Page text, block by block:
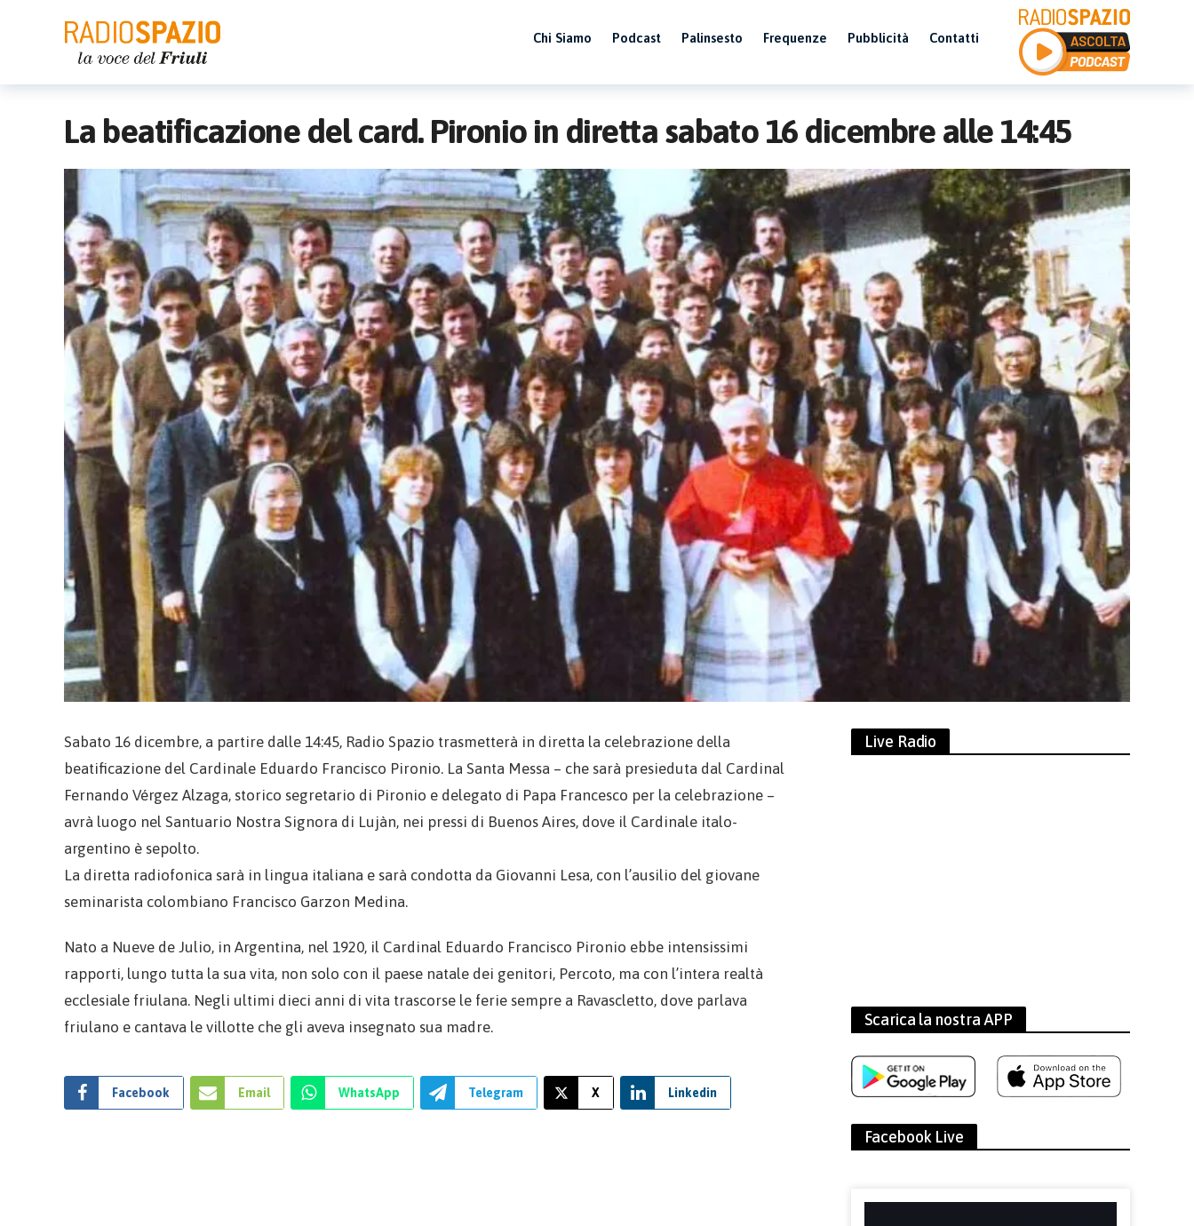
Chi Siamo Podcast Palinsesto Frequenze Pubblicità Contatti
La beatificazione del card. Pironio in diretta sabato 16 dicembre alle 14:45
Sabato 16 dicembre, a partire dalle 14:45, Radio Spazio trasmetterà in diretta la celebrazione della
beatificazione del Cardinale Eduardo Francisco Pironio. La Santa Messa – che sarà presieduta dal Cardinal
Fernando Vérgez Alzaga, storico segretario di Pironio e delegato di Papa Francesco per la celebrazione –
avrà luogo nel Santuario Nostra Signora di Lujàn, nei pressi di Buenos Aires, dove il Cardinale italo-
argentino è sepolto.
La diretta radiofonica sarà in lingua italiana e sarà condotta da Giovanni Lesa, con l’ausilio del giovane
seminarista colombiano Francisco Garzon Medina.
Nato a Nueve de Julio, in Argentina, nel 1920, il Cardinal Eduardo Francisco Pironio ebbe intensissimi
rapporti, lungo tutta la sua vita, non solo con il paese natale dei genitori, Percoto, ma con l’intera realtà
ecclesiale friulana. Negli ultimi dieci anni di vita trascorse le ferie sempre a Ravascletto, dove parlava
friulano e cantava le villotte che gli aveva insegnato sua madre.
Facebook Email WhatsApp Telegram X Linkedin
Live Radio
Scarica la nostra APP
Facebook Live